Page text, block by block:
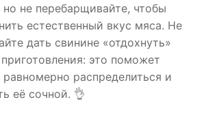
но не перебарщивайте, чтобы
естественный вкус мяса. Не
дать свинине «отдохнуть»
это поможет
распределиться и
её сочной. 👌